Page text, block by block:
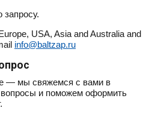
запросу.
USA, Asia and Australia and
info@baltzap.ru
— мы свяжемся с вами в
и поможем оформить